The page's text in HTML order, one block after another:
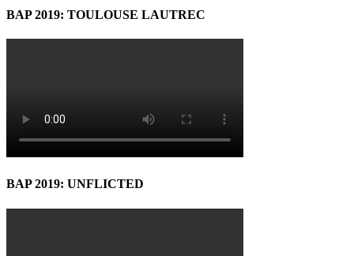
BAP 2019: TOULOUSE LAUTREC
BAP 2019: UNFLICTED